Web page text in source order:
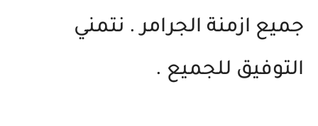
جميع ازمنة الجرامر . نتمني
التوفيق للجميع .